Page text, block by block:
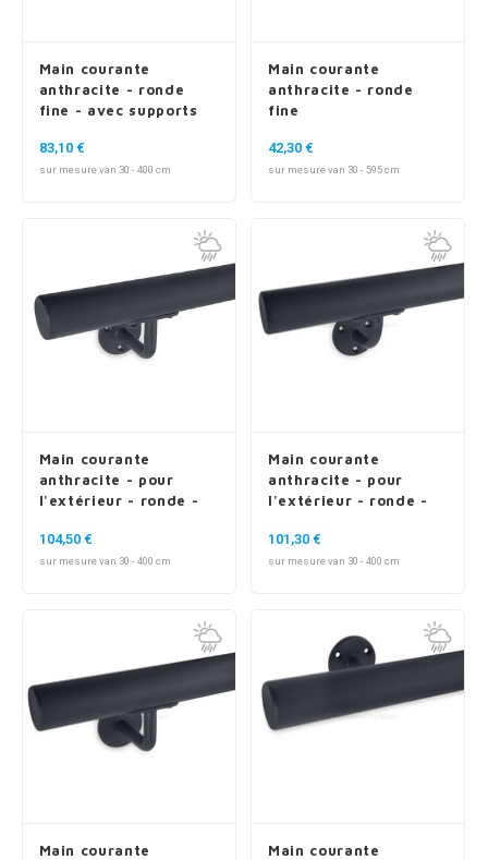
Main courante
anthracite - ronde
fine - avec supports
83,10 €
sur mesure van 30 - 400 cm
Main courante
anthracite - ronde
fine
42,30 €
sur mesure van 30 - 595 cm
Main courante
anthracite - pour
l'extérieur - ronde -
1104,50 €
sur mesure van 30 - 400 cm
Main courante
anthracite - pour
l'extérieur - ronde -
2
101,30 €
sur mesure van 30 - 400 cm
Main courante
Main courante